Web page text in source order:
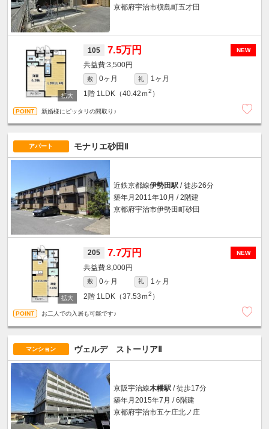
京都府宇治市槇島町五才田
NEW
105 7.5万円
3,500円
敷 0ヶ月 礼
1ヶ月
1階 1LDK（40.42ｍ2 ）
新婚様にピッタリの間取り♪
アパート モナリエ砂田Ⅱ
近鉄京都線伊勢田駅/ 徒歩26分
築年月2011年10月 / 2階建
京都府宇治市伊勢田町砂田
NEW
205 7.7万円
8,000円
敷 0ヶ月 礼
1ヶ月
2階 1LDK（37.53ｍ2 ）
お二人での入居も可能です♪
マンション ヴェルデ ストーリアⅡ
京阪宇治線木幡駅/ 徒歩17分
築年月2015年7月 / 6階建
京都府宇治市五ケ庄北ノ庄